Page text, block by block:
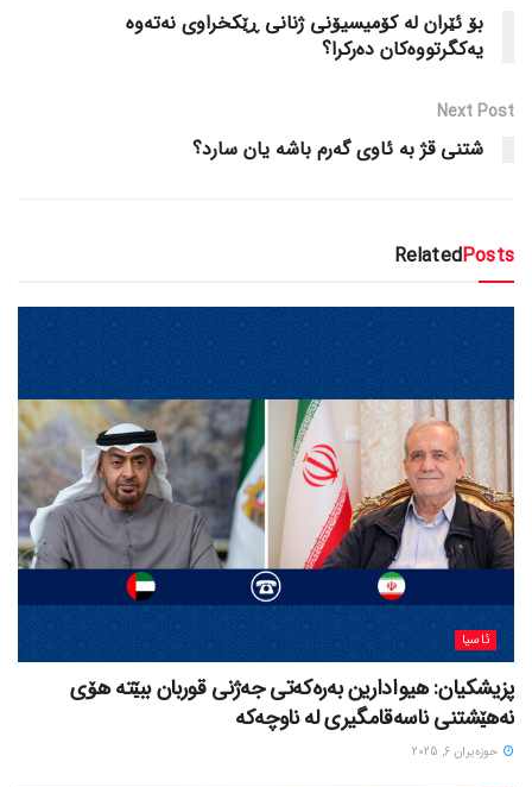
بۆ ئێران لە کۆمیسیۆنی ژنانی ڕێکخراوی نەتەوە
یەکگرتووەکان دەرکرا؟
Next Post
شتنی قژ بە ئاوی گەرم باشە یان سارد؟
RelatedPosts
ئاسیا
پزیشکیان: هیوادارین بەرەکەتی جەژنی قوربان ببێتە هۆی
نەهێشتنی ناسەقامگیری لە ناوچەکە
حوزه‌یران 6, 2025